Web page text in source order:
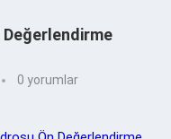
Değerlendirme
0 yorumlar